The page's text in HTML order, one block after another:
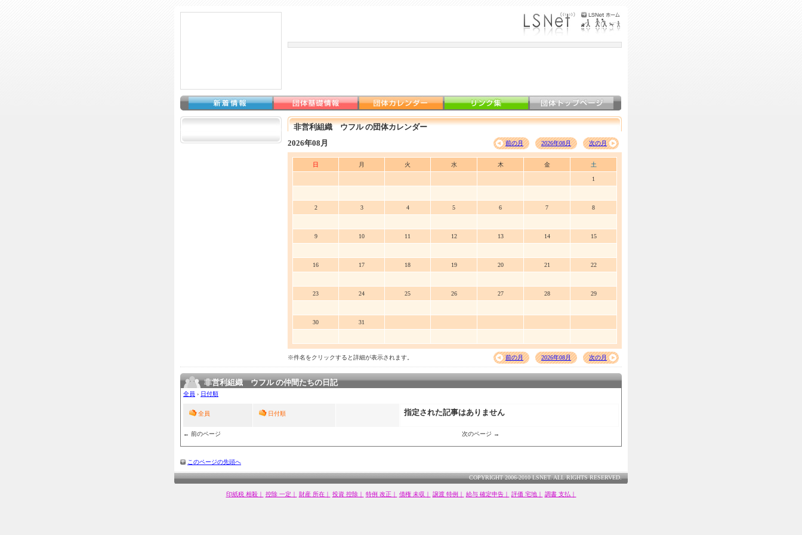
非営利組織 ウフル の団体カレンダー
2026年08月
前の月 2026年08月 次の月
日 月 火 水 木 金 土
1
2 3 4 5 6 7 8
9 10 11 12 13 14 15
16 17 18 19 20 21 22
23 24 25 26 27 28 29
30 31
※件名をクリックすると詳細が表示されます。 前の月 2026年08月 次の月
非営利組織 ウフル の仲間たちの日記
全員 › 日付順
全員 日付順 指定された記事はありません
← 前のページ 次のページ →
このページの先頭へ
COPYRIGHT 2006-2010 LSNET. ALL RIGHTS RESERVED.
印紙税 相殺｜ 控除 一定｜ 財産 所在｜ 投資 控除｜ 特例 改正｜ 債権 未収｜ 譲渡 特例｜ 給与 確定申告｜ 評価 宅地｜ 調書 支払｜